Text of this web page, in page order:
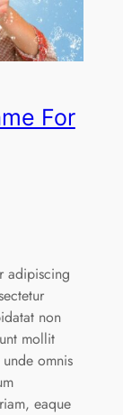
For
adipiscing
non
mollit
omnis
eaque